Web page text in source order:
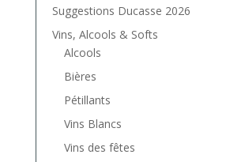
Suggestions Ducasse 2026
Vins, Alcools & Softs
Alcools
Bières
Pétillants
Vins Blancs
Vins des fêtes